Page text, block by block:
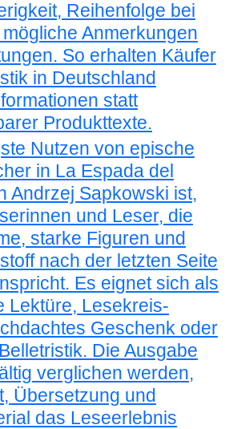
Reihenfolge bei
Anmerkungen
So erhalten Käufer
in Deutschland
statt
Produkttexte.
Nutzen von epische
in La Espada del
Andrzej Sapkowski ist,
und Leser, die
starke Figuren und
nach der letzten Seite
Es eignet sich als
Lektüre, Lesekreis-
Geschenk oder
Die Ausgabe
verglichen werden,
Übersetzung und
das Leseerlebnis